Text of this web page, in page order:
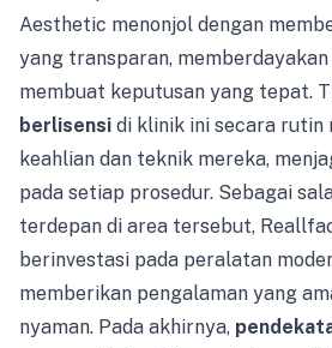
Aesthetic menonjol dengan
yang transparan,
membuat keputusan yang tepat.
berlisensi di klinik ini secara rutin
keahlian dan teknik mereka,
pada setiap prosedur. Sebagai
terdepan di area tersebut,
berinvestasi pada peralatan
memberikan pengalaman yang
nyaman. Pada akhirnya,